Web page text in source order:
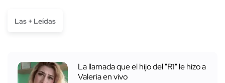
Las + Leídas
La llamada que el hijo del "R1" le hizo a
Valeria en vivo